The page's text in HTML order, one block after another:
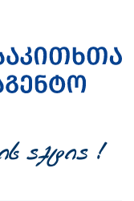
aqtia !